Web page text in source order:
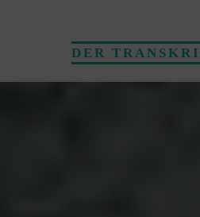
DER